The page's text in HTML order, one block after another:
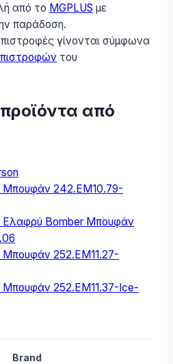
από το MGPLUS με
παράδοση.
γίνονται σύμφωνα
του
από
Μπουφάν 242.EM10.79-
Ελαφρύ Bomber Μπουφάν
Μπουφάν 252.EM11.27-
Μπουφάν 252.EM11.37-Ice-
Brand